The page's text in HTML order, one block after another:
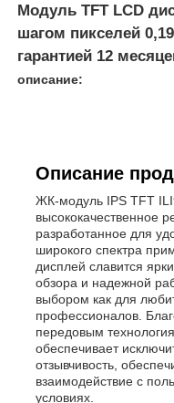
Модуль TFT LCD
шагом пикселей
гарантией 12
описание:
Описание
ЖК-модуль IPS TFT
высококачественное
разработанное для
широкого спектра
дисплей славится
обзора и надежной
выбором как для
профессионалов.
передовым
обеспечивает
отзывчивость,
взаимодействие с
условиях.